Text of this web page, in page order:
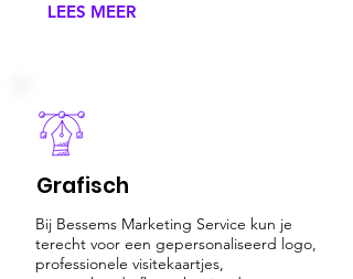
LEES MEER
Grafisch
Bij Bessems Marketing Service kun je
terecht voor een gepersonaliseerd logo,
professionele visitekaartjes,